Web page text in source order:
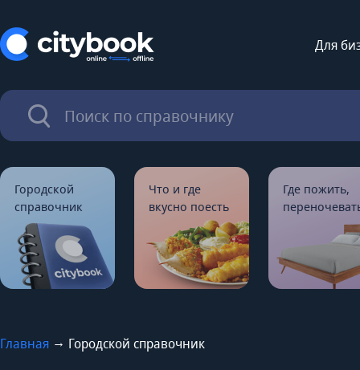
Для
Городской
справочник
Что и где
вкусно поесть
Где пожить,
Главная → Городской справочник